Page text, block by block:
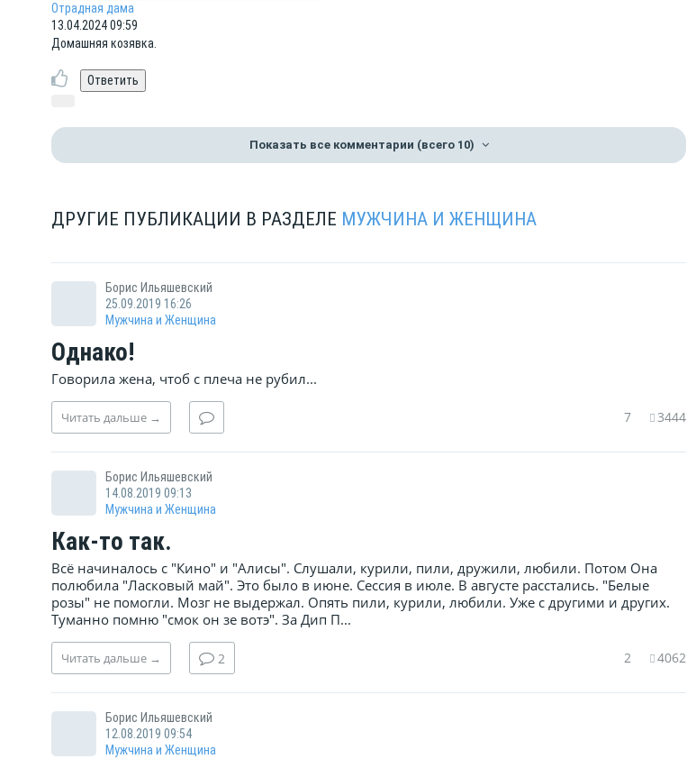
Отрадная дама
13.04.2024 09:59
Домашняя козявка.
Показать все комментарии (всего 10)
ДРУГИЕ ПУБЛИКАЦИИ В РАЗДЕЛЕ МУЖЧИНА И ЖЕНЩИНА
Борис Ильяшевский
25.09.2019 16:26
Мужчина и Женщина
Однако!
Говорила жена, чтоб с плеча не рубил...
Читать дальше → 7 3444
Борис Ильяшевский
14.08.2019 09:13
Мужчина и Женщина
Как-то так.
Всё начиналось с "Кино" и "Алисы". Слушали, курили, пили, дружили, любили. Потом Она
полюбила "Ласковый май". Это было в июне. Сессия в июле. В августе расстались. "Белые
розы" не помогли. Мозг не выдержал. Опять пили, курили, любили. Уже с другими и других.
Туманно помню "смок он зе вотэ". За Дип П...
Читать дальше → 2 2 4062
Борис Ильяшевский
12.08.2019 09:54
Мужчина и Женщина